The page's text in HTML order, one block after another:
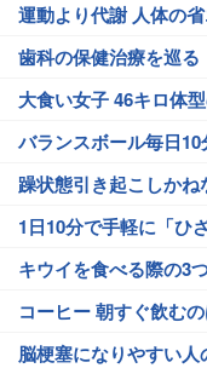
運動より代謝 人体の
歯科の保健治療を巡る
大食い女子 46キロ体
バランスボール毎日
躁状態引き起こしかね
1日10分で手軽に「ひ
キウイを食べる際の3
コーヒー 朝すぐ飲む
脳梗塞になりやすい人